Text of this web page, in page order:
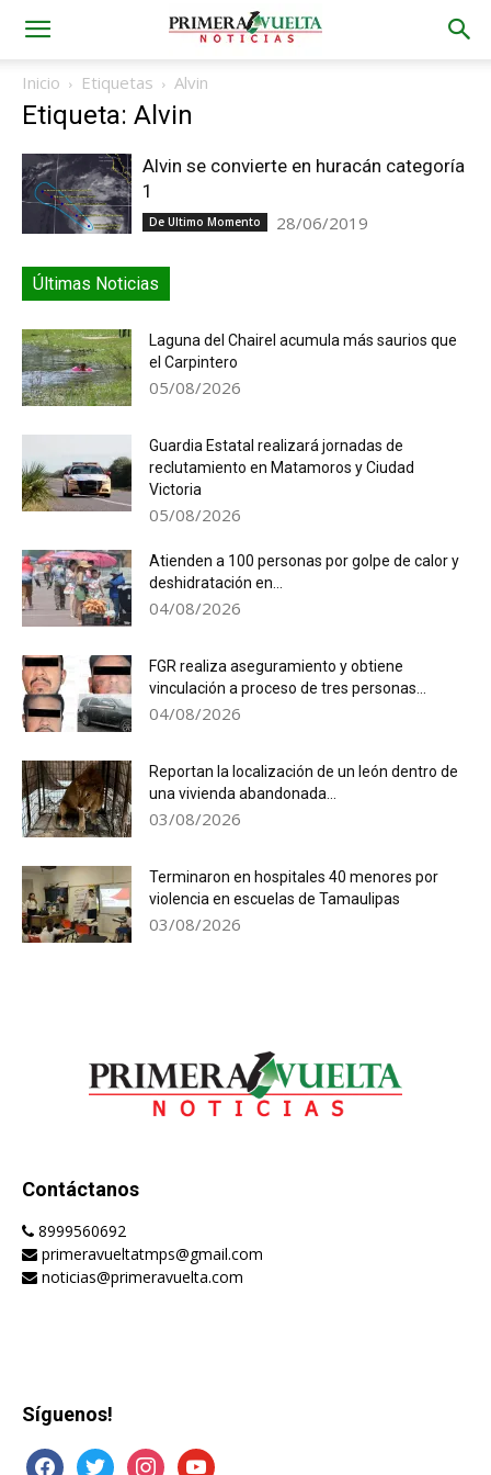
Inicio Etiquetas Alvin
Etiqueta: Alvin
Alvin se convierte en huracán categoría
1
De Ultimo Momento 28/06/2019
Últimas Noticias
Laguna del Chairel acumula más saurios que
el Carpintero
05/08/2026
Guardia Estatal realizará jornadas de
reclutamiento en Matamoros y Ciudad
Victoria
05/08/2026
Atienden a 100 personas por golpe de calor y
deshidratación en...
04/08/2026
FGR realiza aseguramiento y obtiene
vinculación a proceso de tres personas...
04/08/2026
Reportan la localización de un león dentro de
una vivienda abandonada...
03/08/2026
Terminaron en hospitales 40 menores por
violencia en escuelas de Tamaulipas
03/08/2026
Contáctanos
8999560692
primeravueltatmps@gmail.com
noticias@primeravuelta.com
Síguenos!
facebooktwitter instagramyoutube